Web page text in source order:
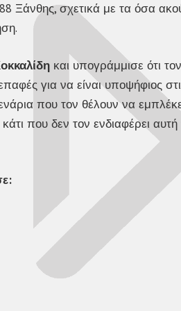
Ξάνθης, σχετικά με τα όσα
και υπογράμμισε ότι
για να είναι υποψήφιος
που τον θέλουν να
που δεν τον ενδιαφέρει